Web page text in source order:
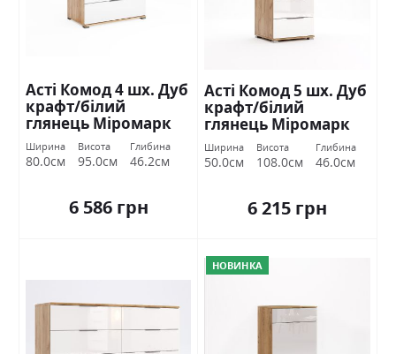
Асті Комод 4 шх. Дуб
крафт/білий
глянець Міромарк
Ширина
80.0см
Висота
95.0см
Глибина
46.2см
6 586 грн
Асті Комод 5 шх. Дуб
крафт/білий
глянець Міромарк
Ширина
50.0см
Висота
108.0см
Глибина
46.0см
6 215 грн
НОВИНКА